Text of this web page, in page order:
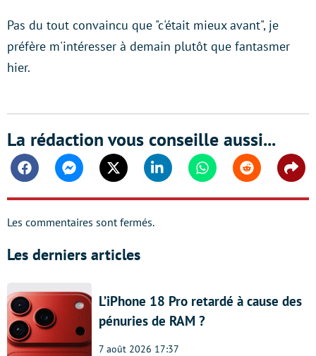
Pas du tout convaincu que "c'était mieux avant", je
préfère m'intéresser à demain plutôt que fantasmer
hier.
La rédaction vous conseille aussi...
FacebookMessengerTwitter Linkedin WhatsappReddit
Les commentaires sont fermés.
Les derniers articles
L’iPhone 18 Pro retardé à cause des
pénuries de RAM ?
7 août 2026 17:37